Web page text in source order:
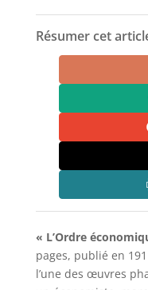
Résumer cet
« L’Ordre
pages, publié en
l’une des œuvres